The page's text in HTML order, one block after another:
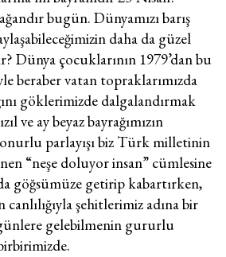
bugün. Dünyamızı barış
daha da güzel
Dünya çocuklarının 1979’dan bu
beraber vatan topraklarımızda
göklerimizde dalgalandırmak
ve ay beyaz bayrağımızın
parlayışı biz Türk milletinin
“neşe doluyor insan” cümlesine
göğsümüze getirip kabartırken,
şehitlerimiz adına bir
gelebilmenin gururlu